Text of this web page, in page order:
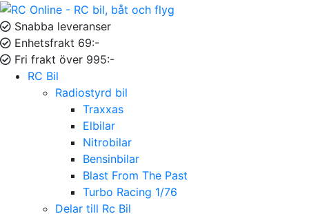
Snabba leveranser
Enhetsfrakt 69:-
Fri frakt över 995:-
RC Bil
Radiostyrd bil
Traxxas
Elbilar
Nitrobilar
Bensinbilar
Blast From The Past
Turbo Racing 1/76
Delar till Rc Bil